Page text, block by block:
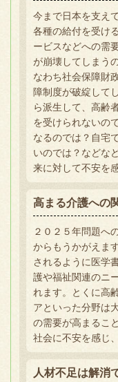
今まで日本を支え
各種の給付を受け
ービスなどへの需
が崩壊してしまう
なわち社会保障財
障制度が破綻して
ら派生して、高齢
を受けられないの
なるのでは？自宅
いのでは？などな
来に対して不安を
高まる介護への
２０２５年問題へ
からもうかがえま
されるように医学
護や福祉関連のニ
れます。とくに高
アといった分野は
の需要が高まるこ
社会に不安を感じ
人材不足は解消